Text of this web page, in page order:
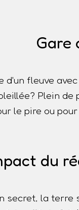
Gare
d'un fleuve
Plein
le pire ou
du
secret, la terre